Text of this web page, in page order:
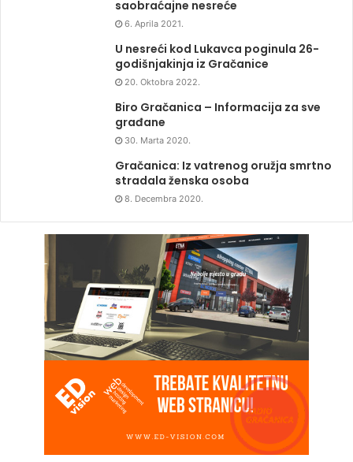
saobraćajne nesreće
6. Aprila 2021.
U nesreći kod Lukavca poginula 26-
godišnjakinja iz Gračanice
20. Oktobra 2022.
Biro Gračanica – Informacija za sve
građane
30. Marta 2020.
Gračanica: Iz vatrenog oružja smrtno
stradala ženska osoba
8. Decembra 2020.